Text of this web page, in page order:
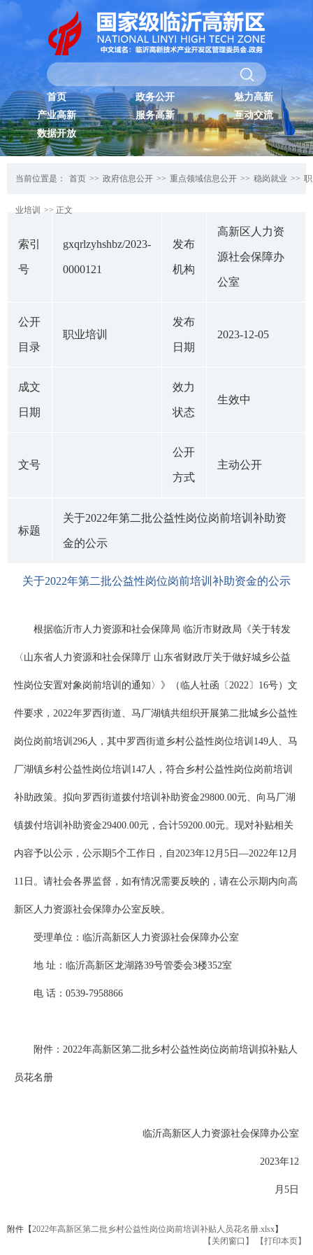
首页 政务公开
魅力高新
产业高新
服务高新
互动交流
数据开放
当前位置是： 首页 >> 政府信息公开 >> 重点领域信息公开 >> 稳岗就业 >> 职
业培训 >> 正文
索引
号
gxqrlzyhshbz/2023-
0000121
发布
机构
高新区人力资
源社会保障办
公室
公开
目录
职业培训
发布
日期
2023-12-05
成文
日期
效力
状态
生效中
文号
公开
方式
主动公开
标题
关于2022年第二批公益性岗位岗前培训补助资
金的公示
关于2022年第二批公益性岗位岗前培训补助资金的公示
根据临沂市人力资源和社会保障局 临沂市财政局《关于转发
〈山东省人力资源和社会保障厅 山东省财政厅关于做好城乡公益
性岗位安置对象岗前培训的通知〉》（临人社函〔2022〕16号）文
件要求，2022年罗西街道、马厂湖镇共组织开展第二批城乡公益性
岗位岗前培训296人，其中罗西街道乡村公益性岗位培训149人、马
厂湖镇乡村公益性岗位培训147人，符合乡村公益性岗位岗前培训
补助政策。拟向罗西街道拨付培训补助资金29800.00元、向马厂湖
镇拨付培训补助资金29400.00元，合计59200.00元。现对补贴相关
内容予以公示，公示期5个工作日，自2023年12月5日—2022年12月
11日。请社会各界监督，如有情况需要反映的，请在公示期内向高
新区人力资源社会保障办公室反映。
受理单位：临沂高新区人力资源社会保障办公室
地 址：临沂高新区龙湖路39号管委会3楼352室
电 话：0539-7958866
附件：2022年高新区第二批乡村公益性岗位岗前培训拟补贴人
员花名册
临沂高新区人力资源社会保障办公室
2023年12
月5日
附件【2022年高新区第二批乡村公益性岗位岗前培训补贴人员花名册.xlsx】
【关闭窗口】
【打印本页】